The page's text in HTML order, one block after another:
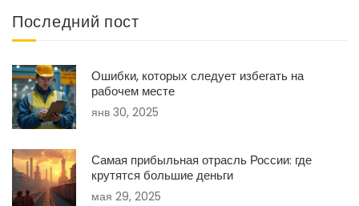
Последний пост
Ошибки, которых следует избегать на
рабочем месте
янв 30, 2025
Самая прибыльная отрасль России: где
крутятся большие деньги
мая 29, 2025